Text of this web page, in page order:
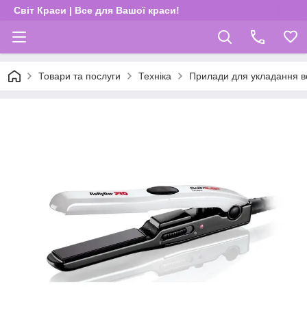
Світ Краси | Все для Вашої краси!
Товари та послуги Техніка Прилади для укладання